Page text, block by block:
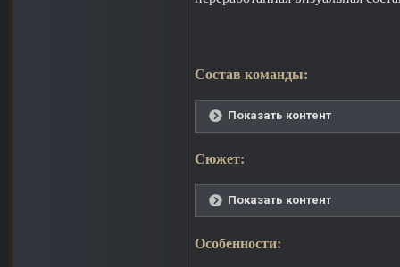
Состав команды:
Показать контент
Сюжет:
Показать контент
Особенности: